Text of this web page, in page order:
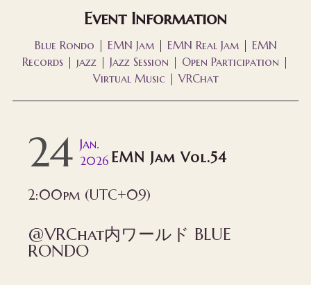
Event Information
Blue Rondo EMN Jam| EMN Real Jam| EMN
Records
jazz Jazz Session Open Participation
Virtual Music| VRChat
24 Jan.
2026 EMN Jam Vol.54
2:00pm (UTC+09)
@VRChat内ワールド BLUE
RONDO